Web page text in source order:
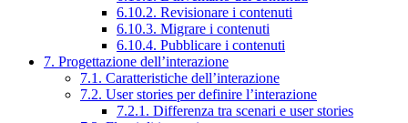
6.10.2. Revisionare i contenuti
6.10.3. Migrare i contenuti
6.10.4. Pubblicare i contenuti
7. Progettazione dell’interazione
7.1. Caratteristiche dell’interazione
7.2. User stories per definire l’interazione
7.2.1. Differenza tra scenari e user stories